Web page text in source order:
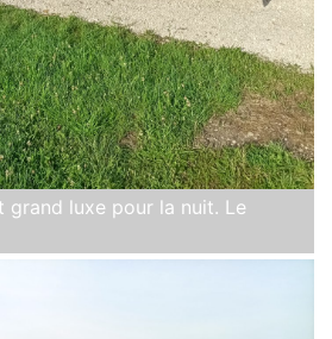
grand luxe pour la nuit. Le